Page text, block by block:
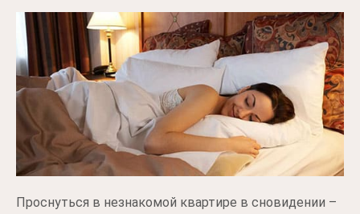
Проснуться в незнакомой квартире в сновидении –